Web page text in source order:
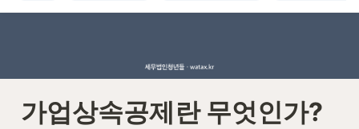
가업상속공제란 무엇인가?